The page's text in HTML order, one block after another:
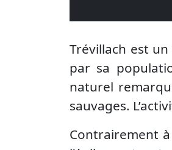
Trévillach est
par sa
naturel
sauvages.
Contrairement